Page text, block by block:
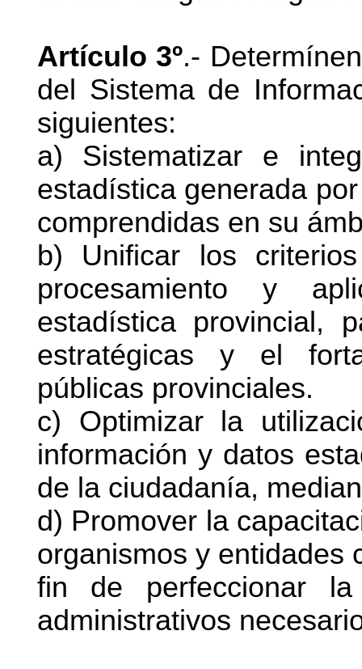
Artículo 3º.-
del Sistema de
siguientes:
a) Sistematizar e
estadística generada
comprendidas en su
b) Unificar los
procesamiento y
estadística provincial,
estratégicas y el
públicas provinciales.
c) Optimizar la
información y datos
de la ciudadanía,
d) Promover la
organismos y entidades
fin de perfeccionar
administrativos